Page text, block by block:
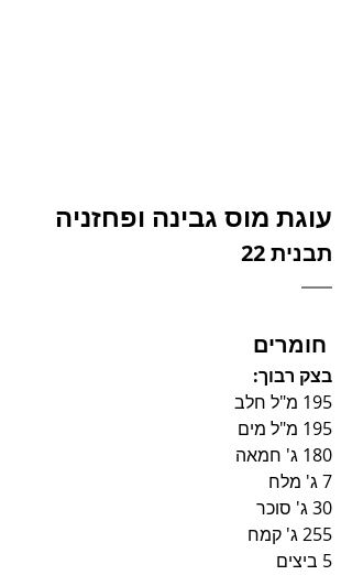
עוגת מוס גבינה ופחזניה
תבנית 22
בצק רבוך:
195 מ"ל חלב
195 מ"ל מים
180 ג' חמאה
7 ג' מלח
30 ג' סוכר
255 ג' קמח
5 ביצים